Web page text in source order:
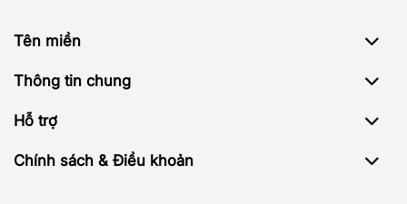
Tên miền
Thông tin chung
Hỗ trợ
Chính sách & Điều khoản